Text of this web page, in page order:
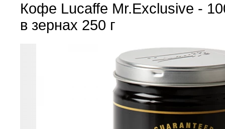
Кофе Lucaffe Mr.Exclusive -
в зернах 250 г